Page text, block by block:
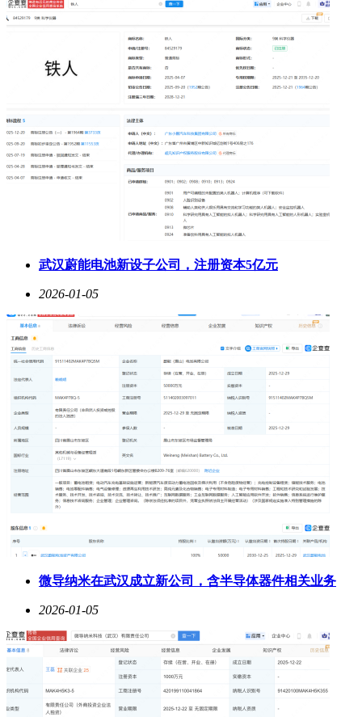
武汉蔚能电池新设子公司，注册资本5亿元
2026-01-05
微导纳米在武汉成立新公司，含半导体器件相关业务
2026-01-05